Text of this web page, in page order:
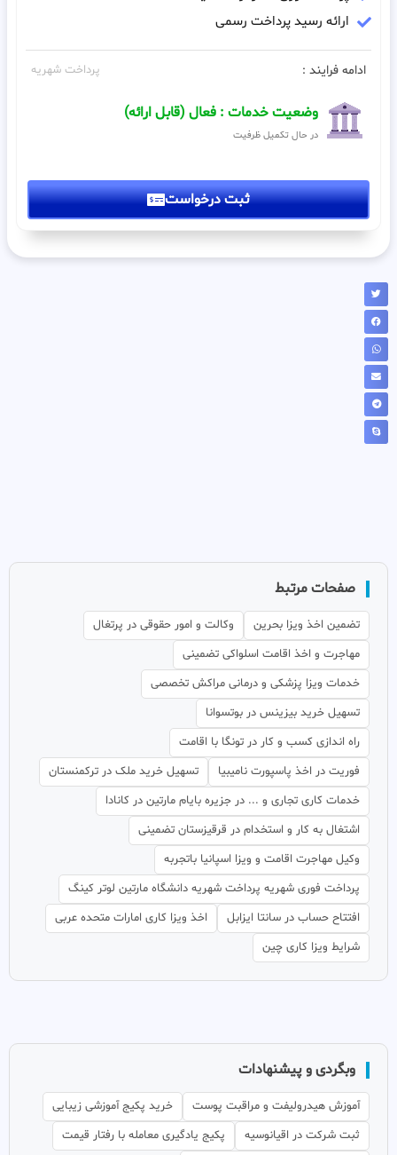
ارائه رسید پرداخت رسمی
ادامه فرایند : پرداخت شهریه
وضعیت خدمات : فعال (قابل ارائه)
در حال تکمیل ظرفیت
ثبت درخواست
صفحات مرتبط
تضمین اخذ ویزا بحرین
وکالت و امور حقوقی در پرتغال
مهاجرت و اخذ اقامت اسلواکی تضمینی
خدمات ویزا پزشکی و درمانی مراکش تخصصی
تسهیل خرید بیزینس در بوتسوانا
راه اندازی کسب و کار در تونگا با اقامت
فوریت در اخذ پاسپورت نامیبیا
تسهیل خرید ملک در ترکمنستان
خدمات کاری تجاری و ... در جزیره بایام مارتین در کانادا
اشتغال به کار و استخدام در قرقیزستان تضمینی
وکیل مهاجرت اقامت و ویزا اسپانیا باتجربه
پرداخت فوری شهریه پرداخت شهریه دانشگاه مارتین لوتر کینگ
افتتاح حساب در سانتا ایزابل
اخذ ویزا کاری امارات متحده عربی
شرایط ویزا کاری چین
وبگردی و پیشنهادات
آموزش هیدرولیفت و مراقبت پوست
خرید پکیج آموزشی زیبایی
ثبت شرکت در اقیانوسیه
پکیج یادگیری معامله با رفتار قیمت